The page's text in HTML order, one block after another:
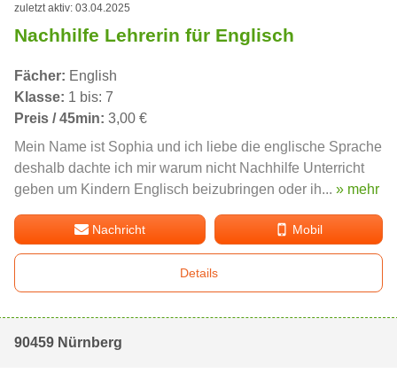
zuletzt aktiv: 03.04.2025
Nachhilfe Lehrerin für Englisch
Fächer: English
Klasse: 1 bis: 7
Preis / 45min: 3,00 €
Mein Name ist Sophia und ich liebe die englische Sprache
deshalb dachte ich mir warum nicht Nachhilfe Unterricht
geben um Kindern Englisch beizubringen oder ih... » mehr
Nachricht Mobil
Details
90459 Nürnberg